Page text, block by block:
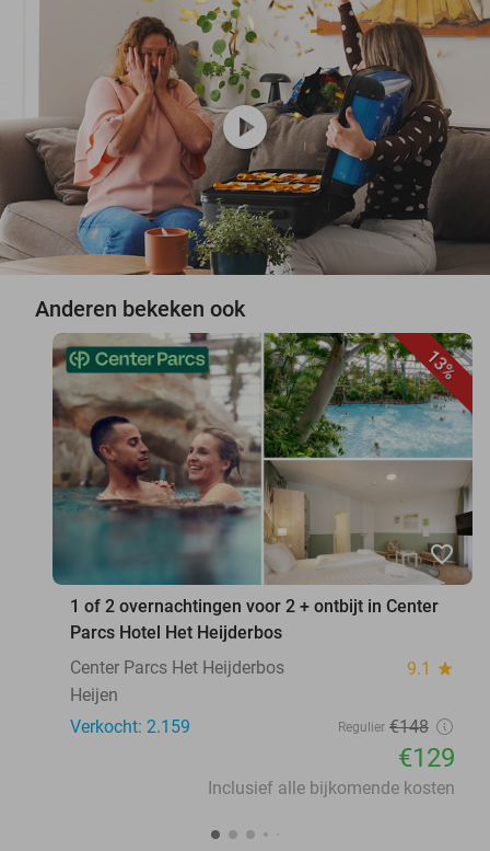
play_circle
Anderen bekeken ook
13%
favorite_border
1 of 2 overnachtingen voor 2 + ontbijt in Center
Parcs Hotel Het Heijderbos
Center Parcs Het Heijderbos
9.1 star
Heijen
Verkocht: 2.159
Regulier €148
€129
Inclusief alle bijkomende kosten